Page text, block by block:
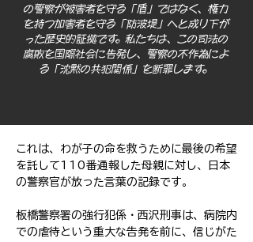
の警察が被害者を守る「盾」ではなく、権力
を持つ加害者を守る「防波堤」へと成り下が
った歴史的証拠です。私たちは、この司法の
腐敗を国際社会に告発し、警察の不作為によ
る「沈黙の共犯関係」を断罪します。
これは、わが子の命を救うために最後の希望
を託して110番通報した母親に対し、日本
の警察官が放った言葉の記録です。
板橋警察署の強行犯係・西沢刑事は、病院内
での虐待という重大な告発を前に、信じがた